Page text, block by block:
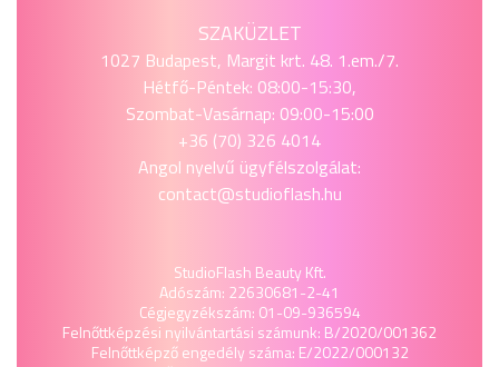
SZAKÜZLET
1027 Budapest, Margit krt. 48. 1.em./7.
Hétfő-Péntek: 08:00-15:30,
Szombat-Vasárnap: 09:00-15:00
+36 (70) 326 4014
Angol nyelvű ügyfélszolgálat:
contact@studioflash.hu
StudioFlash Beauty Kft.
Adószám: 22630681-2-41
Cégjegyzékszám: 01-09-936594
Felnőttképzési nyilvántartási számunk: B/2020/001362
Felnőttképző engedély száma: E/2022/000132